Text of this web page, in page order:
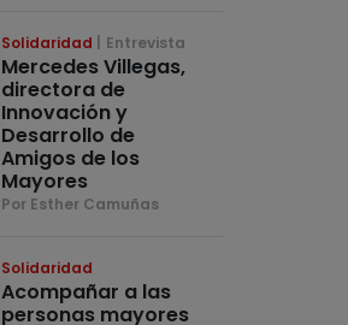
Solidaridad Entrevista
Mercedes Villegas,
directora de
Innovación y
Desarrollo de
Amigos de los
Mayores
Por Esther Camuñas
Solidaridad
Acompañar a las
personas mayores